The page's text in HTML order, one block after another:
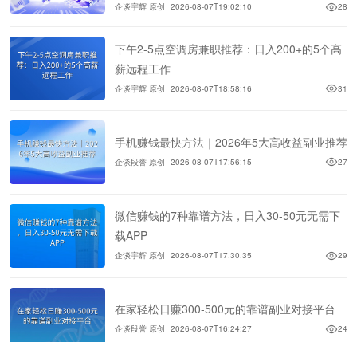
企谈宇辉 原创 2026-08-07T19:02:10 28
下午2-5点空调房兼职推荐：日入200+的5个高
薪远程工作
企谈宇辉 原创 2026-08-07T18:58:16 31
手机赚钱最快方法｜2026年5大高收益副业推荐
企谈段誉 原创 2026-08-07T17:56:15 27
微信赚钱的7种靠谱方法，日入30-50元无需下
载APP
企谈宇辉 原创 2026-08-07T17:30:35 29
在家轻松日赚300-500元的靠谱副业对接平台
企谈段誉 原创 2026-08-07T16:24:27 24